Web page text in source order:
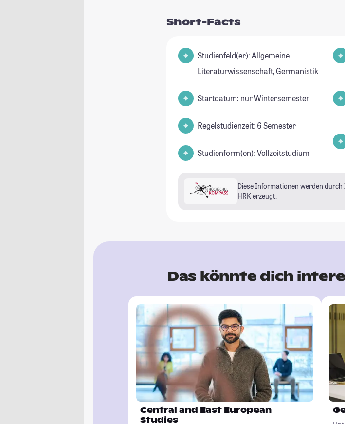
Short-Facts
Studienfeld(er): Allgemeine
Literaturwissenschaft, Germanistik
Startdatum: nur Wintersemester
Regelstudienzeit: 6 Semester
Studienform(en): Vollzeitstudium
Diese Informationen werden durch
HRK erzeugt.
Das könnte dich
Central and East European
Studies